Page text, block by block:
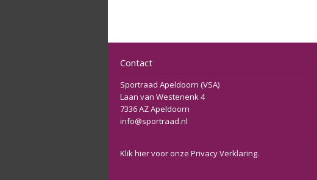
Contact
Sportraad Apeldoorn (VSA)
Laan van Westenenk 4
7336 AZ Apeldoorn
info@sportraad.nl
Klikhiervoor onze Privacy Verklaring.